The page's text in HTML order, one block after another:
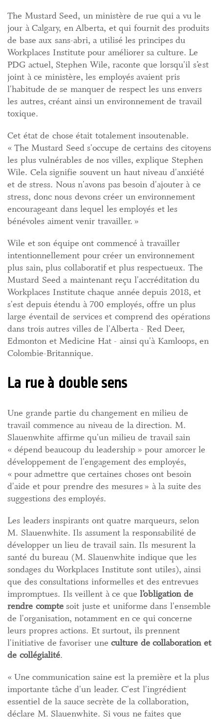
The Mustard Seed, un ministère de rue qui a vu le
jour à Calgary, en Alberta, et qui fournit des produits
de base aux sans-abri, a utilisé les principes du
Workplaces Institute pour améliorer sa culture. Le
PDG actuel, Stephen Wile, raconte que lorsqu'il s’est
joint à ce ministère, les employés avaient pris
l'habitude de se manquer de respect les uns envers
les autres, créant ainsi un environnement de travail
toxique.
Cet état de chose était totalement insoutenable.
« The Mustard Seed s'occupe de certains des citoyens
les plus vulnérables de nos villes, explique Stephen
Wile. Cela signifie souvent un haut niveau d'anxiété
et de stress. Nous n'avons pas besoin d'ajouter à ce
stress, donc nous devons créer un environnement
encourageant dans lequel les employés et les
bénévoles aiment venir travailler. »
Wile et son équipe ont commencé à travailler
intentionnellement pour créer un environnement
plus sain, plus collaboratif et plus respectueux. The
Mustard Seed a maintenant reçu l'accréditation du
Workplaces Institute chaque année depuis 2018, et
s'est depuis étendu à 700 employés, offre un plus
large éventail de services et comprend des opérations
dans trois autres villes de l'Alberta - Red Deer,
Edmonton et Medicine Hat - ainsi qu'à Kamloops, en
Colombie-Britannique.
La rue à double sens
Une grande partie du changement en milieu de
travail commence au niveau de la direction. M.
Slauenwhite affirme qu'un milieu de travail sain
« dépend beaucoup du leadership » pour amorcer le
développement de l'engagement des employés,
« pour admettre que certaines choses ont besoin
d'aide et pour prendre des mesures » à la suite des
suggestions des employés.
Les leaders inspirants ont quatre marqueurs, selon
M. Slauenwhite. Ils assument la responsabilité de
développer un lieu de travail sain. Ils mesurent la
santé du bureau (M. Slauenwhite indique que les
sondages du Workplaces Institute sont utiles), ainsi
que des consultations informelles et des entrevues
impromptues. Ils veillent à ce que l’obligation de
rendre comptesoit juste et uniforme dans l'ensemble
de l'organisation, notamment en ce qui concerne
leurs propres actions. Et surtout, ils prennent
l'initiative de favoriser une culture de collaboration et
de collégialité.
« Une communication saine est la première et la plus
importante tâche d'un leader. C'est l'ingrédient
essentiel de la sauce secrète de la collaboration,
déclare M. Slauenwhite. Si vous ne faites que